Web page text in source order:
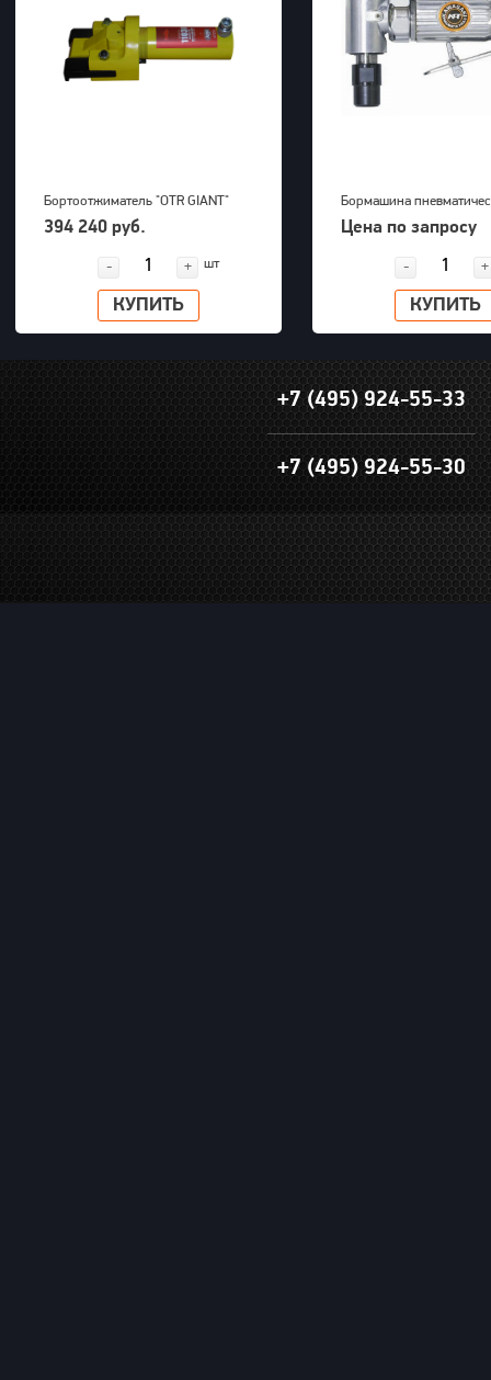
Бортоотжиматель "OTR GIANT"
(39-63") для 5-ти составных
394 240 руб.
- + шт
КУПИТЬ
Бормашина
Kawasaki KPT-26DGBS
Цена по запросу
- +
КУПИТЬ
+7 (495) 924-55-33
+7 (495) 924-55-30